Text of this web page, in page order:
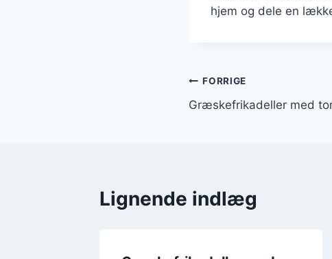
hjem og dele en
FORRIGE
Græskefrikadeller med
Lignende indlæg